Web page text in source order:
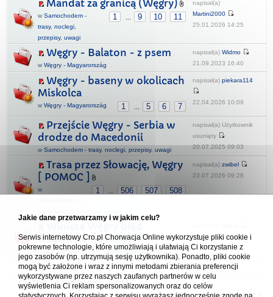
Mandat za granicą (Węgry)
1 9 10 11
w Samochodem -
trasy, noclegi,
przepisy, uwagi
napisał(a)
Martini2000
25.01.2026 14:25
Węgry - Balaton - z psem
w Węgry - Magyarország
napisał(a) Widmo
21.09.2023 16:40
Węgry - baseny w okolicach
Miskolca
1 5 6 7
w Węgry - Magyarország
napisał(a) piekara114
22.04.2026 10:09
Przejście Węgry - Serbia w
drodze do Macedonii
w Samochodem - trasy, noclegi, przepisy, uwagi
napisał(a) Użytkownik
usunięty
20.07.2025 09:03
Trasa przez Słowację, Węgry
[ POMOC ]
1 506 507 508
w
napisał(a) zwibel
23.07.2026 09:28
wezwanie do zapłaty
wSamochodem - trasy, noclegi, przepisy, uwagi
18.06.2023 15:00
Forum Chorwacja Online - Cro.pl
Jakie dane przetwarzamy i w jakim celu?
Serwis internetowy Cro.pl Chorwacja Online wykorzystuje pliki cookie i
pokrewne technologie, które umożliwiają i ułatwiają Ci korzystanie z
jego zasobów (np. utrzymują sesję użytkownika). Ponadto, pliki cookie
mogą być założone i wraz z innymi metodami zbierania preferencji
wykorzystywane przez naszych zaufanych partnerów w celu
wyświetlenia Ci reklam spersonalizowanych oraz do celów